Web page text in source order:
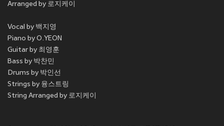
Arranged by 로지케이
Vocal by 백지영
Piano by O.YEON
Guitar by 최영훈
Bass by 박찬민
Drums by 박인선
Strings by 융스트링
String Arranged by 로지케이